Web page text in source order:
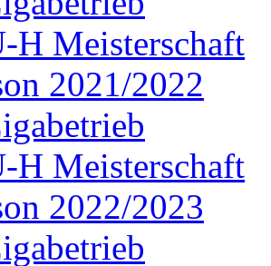
H Meisterschaft
2021/2022
H Meisterschaft
2022/2023